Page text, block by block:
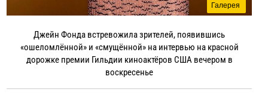
Галерея
Джейн Фонда встревожила зрителей, появившись
«ошеломлённой» и «смущённой» на интервью на красной
дорожке премии Гильдии киноактёров США вечером в
воскресенье